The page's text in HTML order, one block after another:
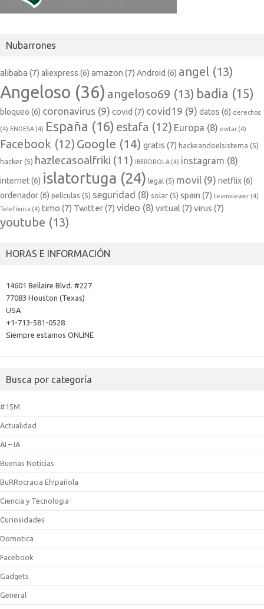
Nubarrones
alibaba (7) aliexpress (6) amazon (7) Android (6) angel (13)
Angeloso (36) angeloso69 (13) badia (15)
bloqueo (6) coronavirus (9) covid (7) covid19 (9) datos (6) derechos
(4) ENDESA (4) España (16) estafa (12) Europa (8) evitar (4)
Facebook (12) Google (14) gratis (7) hackeandoelsistema (5)
hacker (5) hazlecasoalfriki (11) IBERDROLA (4) instagram (8)
internet(6) islatortuga (24) legal (5) movil (9) netflix(6)
ordenador(6) películas (5) seguridad (8) solar (5) spain (7) teamviewer (4)
Telefónica (4) timo (7) Twitter(7) video (8) virtual (7) virus (7)
youtube (13)
HORAS E INFORMACIÓN
14601 Bellaire Blvd. #227
77083 Houston (Texas)
USA
+1-713-581-0528
Siempre estamos ONLINE
Busca por categoría
#15M
Actualidad
AI – IA
Buenas Noticias
BuRRocracia Eh!pañola
Ciencia y Tecnologia
Curiosidades
Domotica
Facebook
Gadgets
General